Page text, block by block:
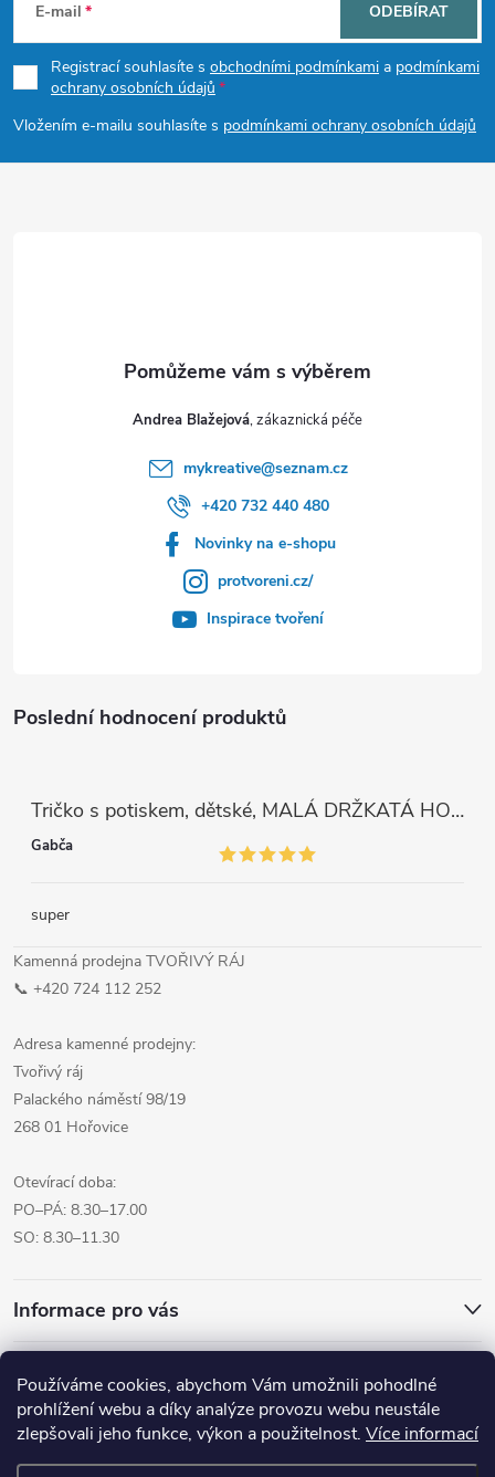
Používáme cookies, abychom Vám umožnili pohodlné
prohlížení webu a díky analýze provozu webu neustále
zlepšovali jeho funkce, výkon a použitelnost. Více informací
p
a
t
E-mail
Registrací souhlasíte s obchodními podmínkami a podmínkami
ochrany osobních údajů
Vložením e-mailu souhlasíte s podmínkami ochrany osobních údajů
ODEBÍRAT
Poslední hodnocení produktů
Tričko s potiskem, dětské, MALÁ DRŽKATÁ HOLKA, 1 ks
Gabča
super
Kamenná prodejna TVOŘIVÝ RÁJ
📞 +420 724 112 252
Adresa kamenné prodejny:
Tvořivý ráj
Palackého náměstí 98/19
268 01 Hořovice
Otevírací doba:
PO–PÁ: 8.30–17.00
SO: 8.30–11.30
Informace pro vás
Andrea Blažejová
mykreative@seznam.cz
+420 732 440 480
Novinky na e-shopu
protvoreni.cz/
Inspirace tvoření
Přijímáme online platby